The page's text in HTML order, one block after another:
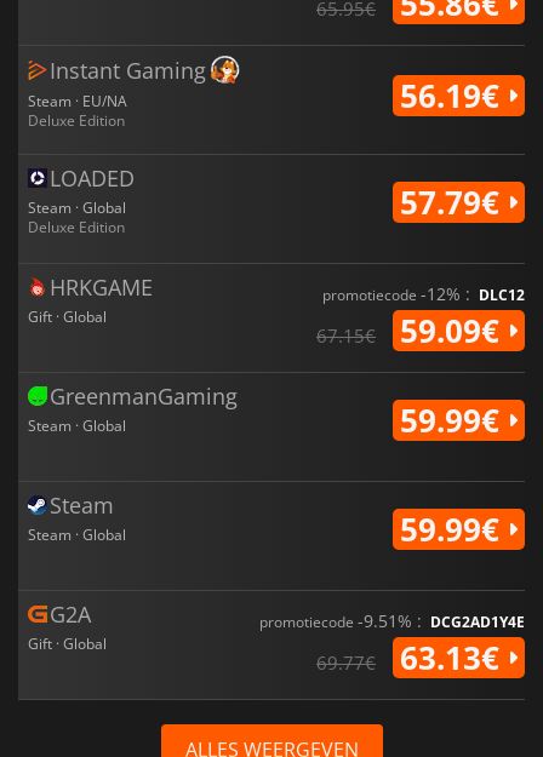
65.95€
Instant Gaming
Steam · EU/NA
Deluxe Edition
56.19€
LOADED
Steam · Global
Deluxe Edition
57.79€
HRKGAME
Gift · Global
promotiecode -12% : DLC12
67.15€ 59.09€
GreenmanGaming
Steam · Global 59.99€
Steam
Steam · Global 59.99€
G2A
Gift · Global
promotiecode -9.51% : DCG2AD1Y4E
69.77€ 63.13€
ALLES WEERGEVEN